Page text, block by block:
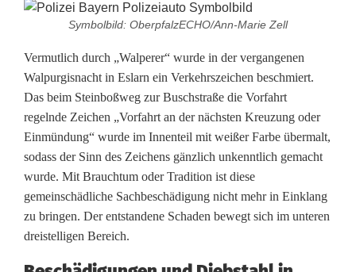
W
l
p
e
r
e
r
Symbolbild: OberpfalzECHO/Ann-Marie Zell
Vermutlich durch „Walperer“ wurde in der vergangenen
Walpurgisnacht in Eslarn ein Verkehrszeichen beschmiert.
Das beim Steinboßweg zur Buschstraße die Vorfahrt
regelnde Zeichen „Vorfahrt an der nächsten Kreuzung oder
Einmündung“ wurde im Innenteil mit weißer Farbe übermalt,
sodass der Sinn des Zeichens gänzlich unkenntlich gemacht
wurde. Mit Brauchtum oder Tradition ist diese
gemeinschädliche Sachbeschädigung nicht mehr in Einklang
zu bringen. Der entstandene Schaden bewegt sich im unteren
dreistelligen Bereich.